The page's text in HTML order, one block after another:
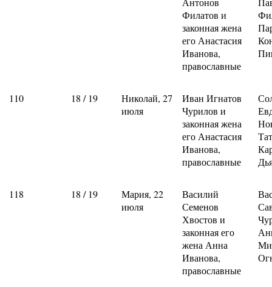
Филатов и
законная жена
его Анастасия
Иванова,
православные
110 18 / 19
Николай, 27
июля
Иван Игнатов
Чурилов и
законная жена
его Анастасия
Иванова,
православные
118 18 / 19
Мария, 22
июля
Василий
Семенов
Хвостов и
законная его
жена Анна
Иванова,
православные